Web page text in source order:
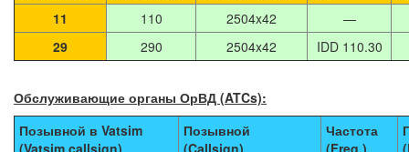
11
110 2504x42
—
29
290 2504x42 IDD 110.30
Обслуживающие органы ОрВД (ATCs):
Позывной в Vatsim
(Vatsim callsign)
Позывной
(Callsign)
Частота
(Freq.)